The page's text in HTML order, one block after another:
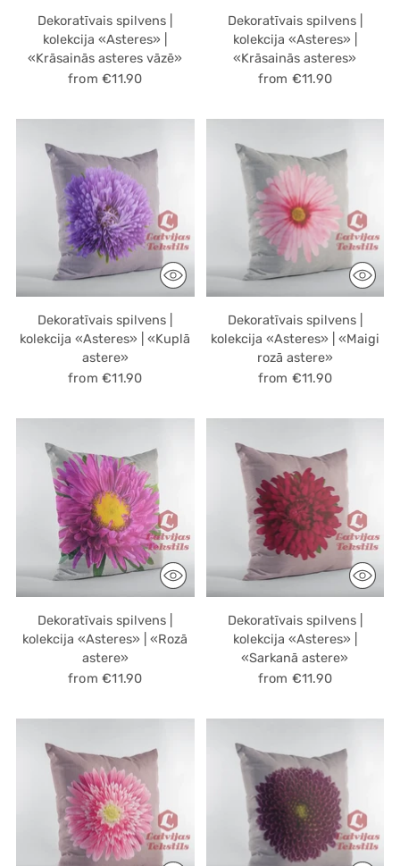
Dekoratīvais spilvens |
kolekcija «Asteres» |
«Krāsainās asteres vāzē»
from €11.90
Dekoratīvais spilvens |
kolekcija «Asteres» |
«Krāsainās asteres»
from €11.90
Dekoratīvais spilvens |
kolekcija «Asteres» | «Kuplā
astere»
from €11.90
Dekoratīvais spilvens |
kolekcija «Asteres» | «Maigi
rozā astere»
from €11.90
Dekoratīvais spilvens |
kolekcija «Asteres» | «Rozā
astere»
from €11.90
Dekoratīvais spilvens |
kolekcija «Asteres» |
«Sarkanā astere»
from €11.90